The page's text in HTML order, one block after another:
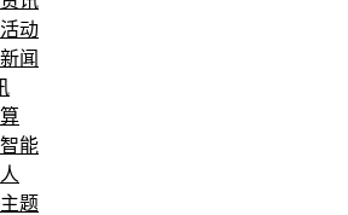
动
闻
能
题